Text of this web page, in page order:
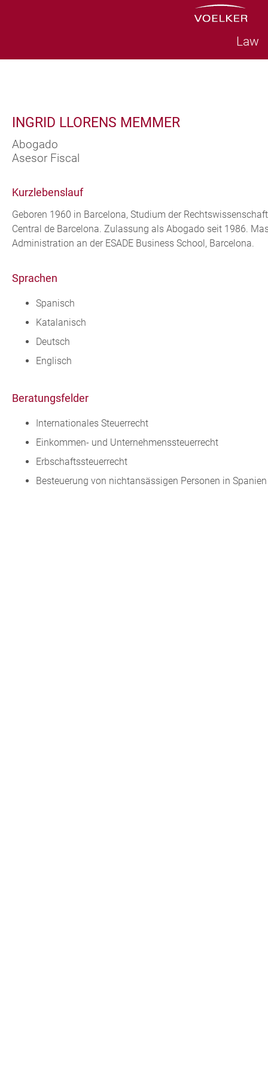
Law
INGRID LLORENS MEMMER
Abogado
Asesor Fiscal
Kurzlebenslauf
Geboren 1960 in Barcelona, Studium der
Central de Barcelona. Zulassung als Abogado seit 1986.
Administration an der ESADE Business School, Barcelona.
Sprachen
Spanisch
Katalanisch
Deutsch
Englisch
Beratungsfelder
Internationales Steuerrecht
Einkommen- und Unternehmenssteuerrecht
Erbschaftssteuerrecht
Besteuerung von nichtansässigen Personen in Spanien